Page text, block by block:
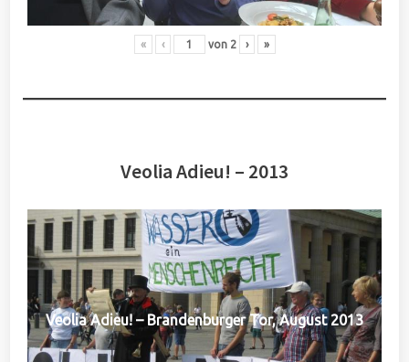
« ‹ von 2 › »
Veolia Adieu! – 2013
Veolia Adieu! – Brandenburger Tor, August 2013